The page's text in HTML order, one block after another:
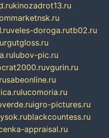
kinozadrot13.ru
veles-doroga.rutb02.ru
lubov-pic.ru
vgurin.ru
sabeonline.ru
lucomoria.ru
igro-pictures.ru
blackcountess.ru
appraisal.ru